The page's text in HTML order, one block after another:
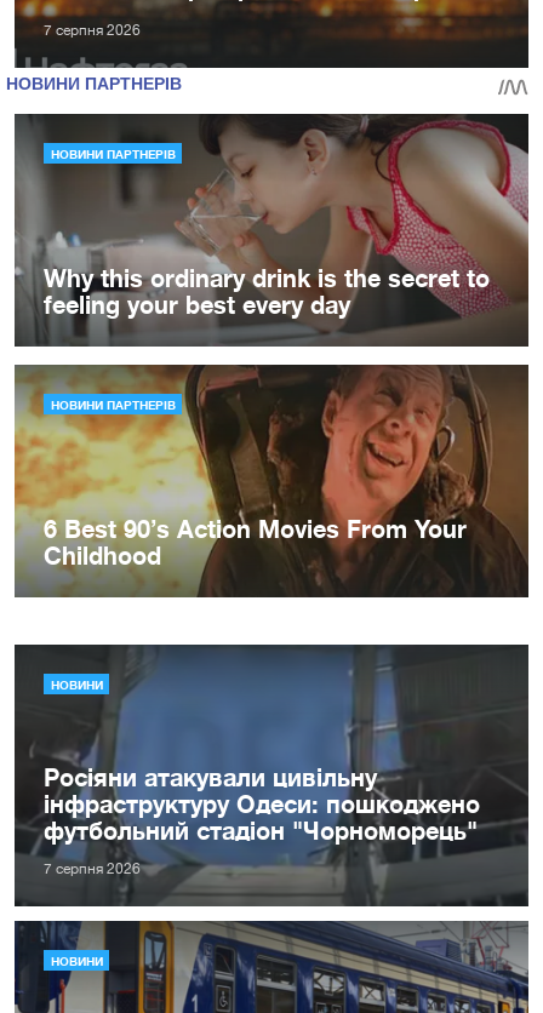
7 серпня 2026
НОВИНИ
Росіяни атакували цивільну
інфраструктуру Одеси: пошкоджено
футбольний стадіон "Чорноморець"
7 серпня 2026
НОВИНИ